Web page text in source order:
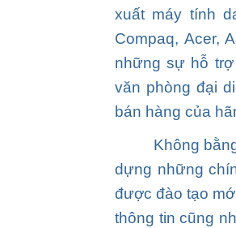
xuất máy tính
Compaq, Acer,
những sự hỗ
văn phòng đại
bán hàng của
Không
dựng những
được đào tạo
thông tin cũng